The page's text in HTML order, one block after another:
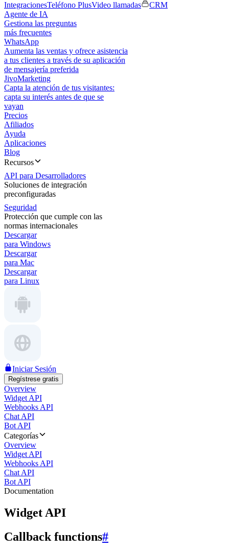
IntegracionesTeléfono PlusVideo llamadas
CRM
Agente de IA
Gestiona las preguntas
más frecuentes
WhatsApp
Aumenta las ventas y ofrece asistencia
a tus clientes a través de su aplicación
de mensajería preferida
JivoMarketing
Capta la atención de tus visitantes:
capta su interés antes de que se
vayan
Precios
Afiliados
Ayuda
Aplicaciones
Blog
Recursos
API para Desarrolladores
Soluciones de integración
preconfiguradas
Seguridad
Protección que cumple con las
normas internacionales
Descargar
para Windows
Descargar
para Mac
Descargar
para Linux
Iniciar Sesión
Regístrese gratis
Overview
Widget API
Webhooks API
Chat API
Bot API
Categorías
Overview
Widget API
Webhooks API
Chat API
Bot API
Documentation
Widget API
Callback functions#